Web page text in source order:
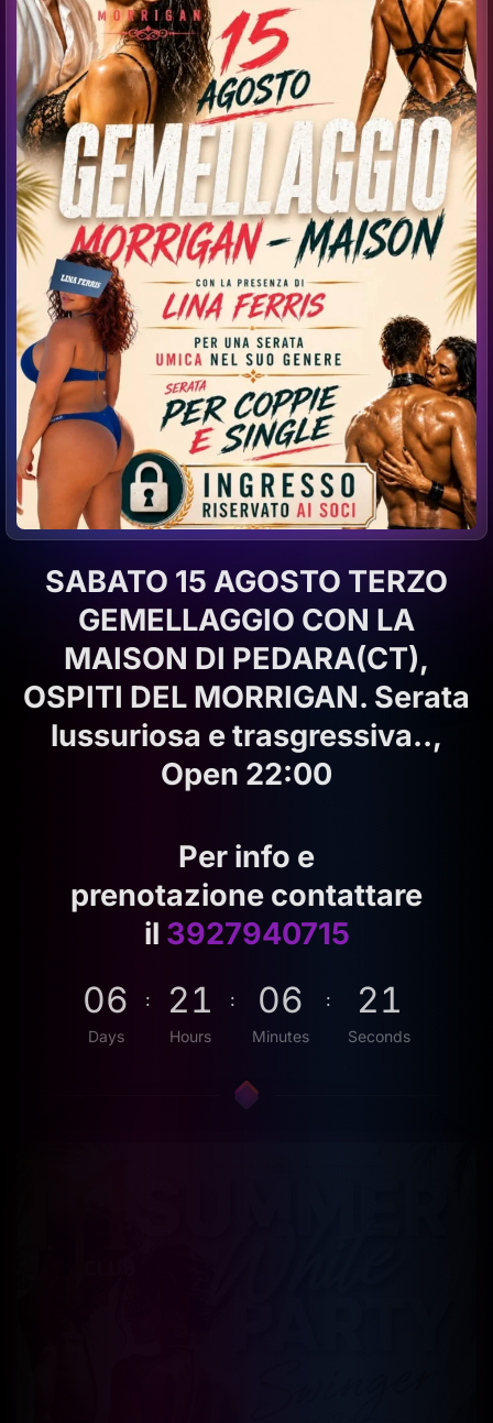
SABATO 15 AGOSTO TERZO
GEMELLAGGIO CON LA
MAISON DI PEDARA(CT),
OSPITI DEL MORRIGAN. Serata
lussuriosa e trasgressiva..,
Open 22:00
Per info e
prenotazione contattare
il 3927940715
06
Days
: 21
Hours
: 06
Minutes
: 17
Seconds